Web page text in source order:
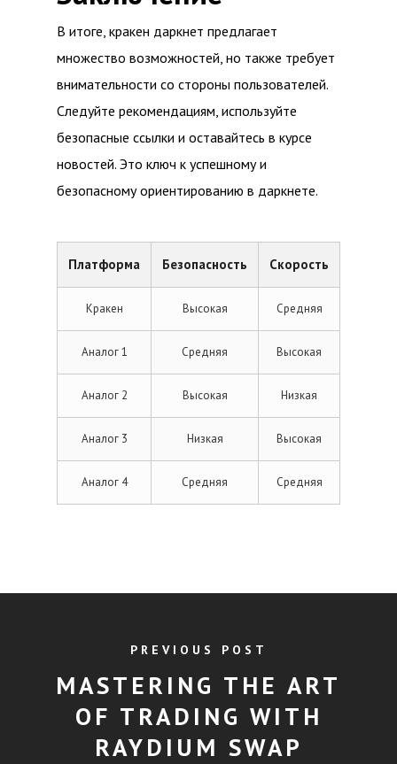
В итоге, кракен даркнет предлагает
множество возможностей, но также требует
внимательности со стороны пользователей.
Следуйте рекомендациям, используйте
безопасные ссылки и оставайтесь в курсе
новостей. Это ключ к успешному и
безопасному ориентированию в даркнете.
Платформа Безопасность Скорость
Кракен Высокая Средняя
Аналог 1 Средняя Высокая
Аналог 2 Высокая Низкая
Аналог 3 Низкая Высокая
Аналог 4 Средняя Средняя
PREVIOUS POST
MASTERING THE ART
OF TRADING WITH
RAYDIUM SWAP